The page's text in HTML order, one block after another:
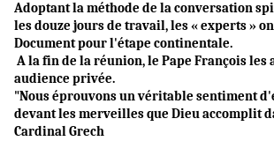
Adoptant la méthode de la conversation
les douze jours de travail, les « experts »
Document pour l'étape continentale.
A la fin de la réunion, le Pape François les
audience privée.
"Nous éprouvons un véritable sentiment
devant les merveilles que Dieu accomplit
Cardinal Grech